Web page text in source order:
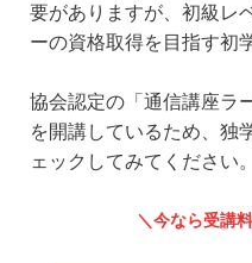
要がありますが、初級レ
ーの資格取得を目指す初
協会認定の「通信講座ラ
を開講しているため、独
ェックしてみてください。
今なら受講